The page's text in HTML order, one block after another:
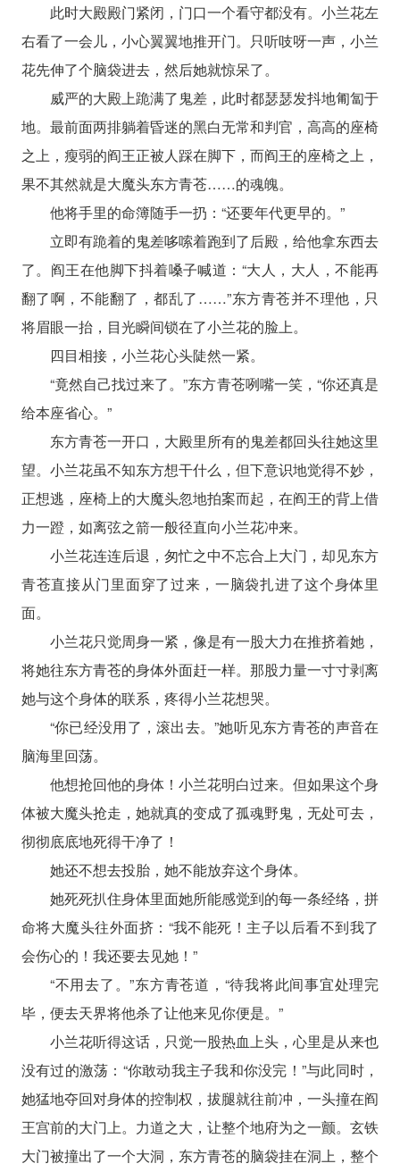
此时大殿殿门紧闭，门口一个看守都没有。小兰花左
右看了一会儿，小心翼翼地推开门。只听吱呀一声，小兰
花先伸了个脑袋进去，然后她就惊呆了。
威严的大殿上跪满了鬼差，此时都瑟瑟发抖地匍匐于
地。最前面两排躺着昏迷的黑白无常和判官，高高的座椅
之上，瘦弱的阎王正被人踩在脚下，而阎王的座椅之上，
果不其然就是大魔头东方青苍……的魂魄。
他将手里的命簿随手一扔：“还要年代更早的。”
立即有跪着的鬼差哆嗦着跑到了后殿，给他拿东西去
了。阎王在他脚下抖着嗓子喊道：“大人，大人，不能再
翻了啊，不能翻了，都乱了……”东方青苍并不理他，只
将眉眼一抬，目光瞬间锁在了小兰花的脸上。
四目相接，小兰花心头陡然一紧。
“竟然自己找过来了。”东方青苍咧嘴一笑，“你还真是
给本座省心。”
东方青苍一开口，大殿里所有的鬼差都回头往她这里
望。小兰花虽不知东方想干什么，但下意识地觉得不妙，
正想逃，座椅上的大魔头忽地拍案而起，在阎王的背上借
力一蹬，如离弦之箭一般径直向小兰花冲来。
小兰花连连后退，匆忙之中不忘合上大门，却见东方
青苍直接从门里面穿了过来，一脑袋扎进了这个身体里
面。
小兰花只觉周身一紧，像是有一股大力在推挤着她，
将她往东方青苍的身体外面赶一样。那股力量一寸寸剥离
她与这个身体的联系，疼得小兰花想哭。
“你已经没用了，滚出去。”她听见东方青苍的声音在
脑海里回荡。
他想抢回他的身体！小兰花明白过来。但如果这个身
体被大魔头抢走，她就真的变成了孤魂野鬼，无处可去，
彻彻底底地死得干净了！
她还不想去投胎，她不能放弃这个身体。
她死死扒住身体里面她所能感觉到的每一条经络，拼
命将大魔头往外面挤：“我不能死！主子以后看不到我了
会伤心的！我还要去见她！”
“不用去了。”东方青苍道，“待我将此间事宜处理完
毕，便去天界将他杀了让他来见你便是。”
小兰花听得这话，只觉一股热血上头，心里是从来也
没有过的激荡：“你敢动我主子我和你没完！”与此同时，
她猛地夺回对身体的控制权，拔腿就往前冲，一头撞在阎
王宫前的大门上。力道之大，让整个地府为之一颤。玄铁
大门被撞出了一个大洞，东方青苍的脑袋挂在洞上，整个